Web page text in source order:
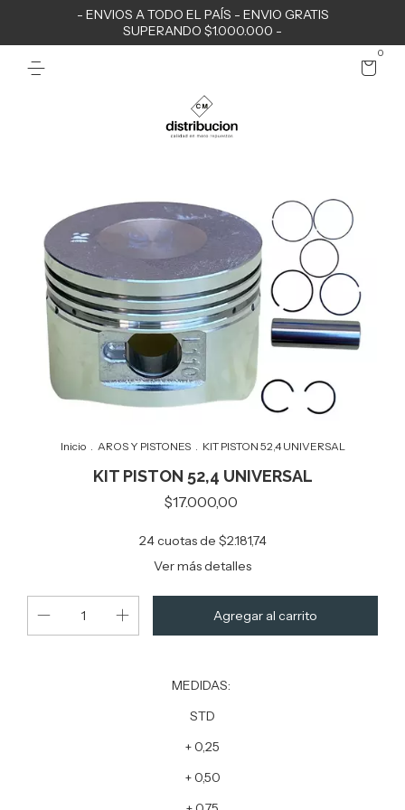
- ENVIOS A TODO EL PAÍS - ENVIO GRATIS
SUPERANDO $1.000.000 -
0
Inicio . AROS Y PISTONES . KIT PISTON 52,4 UNIVERSAL
KIT PISTON 52,4 UNIVERSAL
$17.000,00
24cuotas de $2.181,74
Ver más detalles
MEDIDAS:
STD
+ 0,25
+ 0,50